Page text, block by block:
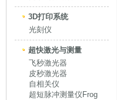
3D打印系统
光刻仪
超快激光与测量
飞秒激光器
皮秒激光器
自相关仪
超短脉冲测量仪Frog